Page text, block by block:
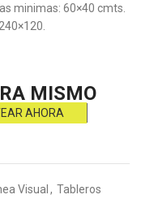
minimas: 60×40 cmts.
MISMO
AHORA
Visual , Tableros